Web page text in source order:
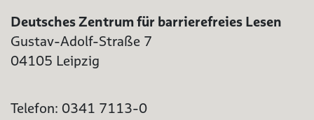
Deutsches Zentrum für barrierefreies Lesen
Gustav-Adolf-Straße 7
04105 Leipzig
Telefon: 0341 7113-0